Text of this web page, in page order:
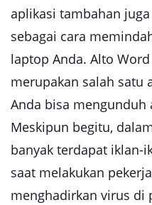
aplikasi tambahan
sebagai cara
laptop Anda. Alto
merupakan salah satu
Anda bisa
Meskipun begitu,
banyak terdapat iklan-
saat melakukan
menghadirkan virus di